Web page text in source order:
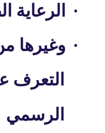
·
الرعاية
· وغيرها
التعرف
الرسمي